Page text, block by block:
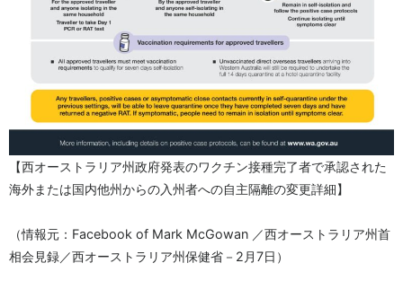
【西オーストラリア州政府発表のワクチン接種完了者で承認された
海外または国内他州からの入州者への自主隔離の変更詳細】
（情報元：Facebook of Mark McGowan ／西オーストラリア州首
相会見録／西オーストラリア州保健省－2月7日）